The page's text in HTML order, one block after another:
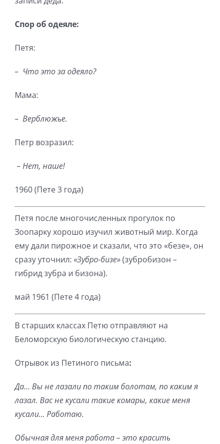
Спор об одеяле:
Петя:
– Что это за одеяло?
Мама:
– Верблюжье.
Петр возразил:
– Нет, наше!
1960 (Пете 3 года)
Петя после многочисленных прогулок по
Зоопарку хорошо изучил животный мир. Когда
ему дали пирожное и сказали, что это «безе», он
сразу уточнил: «Зубро-бизе»(зубробизон –
гибрид зубра и бизона).
май 1961 (Пете 4 года)
В старших классах Петю отправляют на
Беломорскую биологическую станцию.
Отрывок из Петиного письма:
Да… Вы не лазали по таким болотам, по каким я
лазал. Вас не кусали такие комары, какие меня
кусали… Работаю.
Обычная для меня работа – это красить